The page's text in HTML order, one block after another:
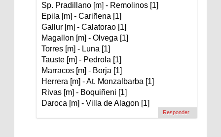
Sp. Pradillano [m] - Remolinos [1]
Epila [m] - Cariñena [1]
Gallur [m] - Calatorao [1]
Magallon [m] - Olvega [1]
Torres [m] - Luna [1]
Tauste [m] - Pedrola [1]
Marracos [m] - Borja [1]
Herrera [m] - At. Monzalbarba [1]
Rivas [m] - Boquiñeni [1]
Daroca [m] - Villa de Alagon [1]
Responder